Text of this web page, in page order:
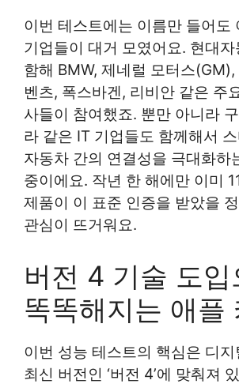
이번 테스트에는 이름만 들어도
기업들이 대거 모였어요. 현대
함해 BMW, 제네럴 모터스
벤츠, 폭스바겐, 리비안 같은 주
사들이 참여했죠. 뿐만 아니라
라 같은 IT 기업들도 함께해서
자동차 간의 연결성을 극대화하
중이에요. 작년 한 해에만 이미
제품이 이 표준 인증을 받았을
관심이 뜨거워요.
버전 4 기술 도입
똑똑해지는 애플
이번 성능 테스트의 핵심은 디지
최신 버전인 ‘버전 4’에 맞춰져